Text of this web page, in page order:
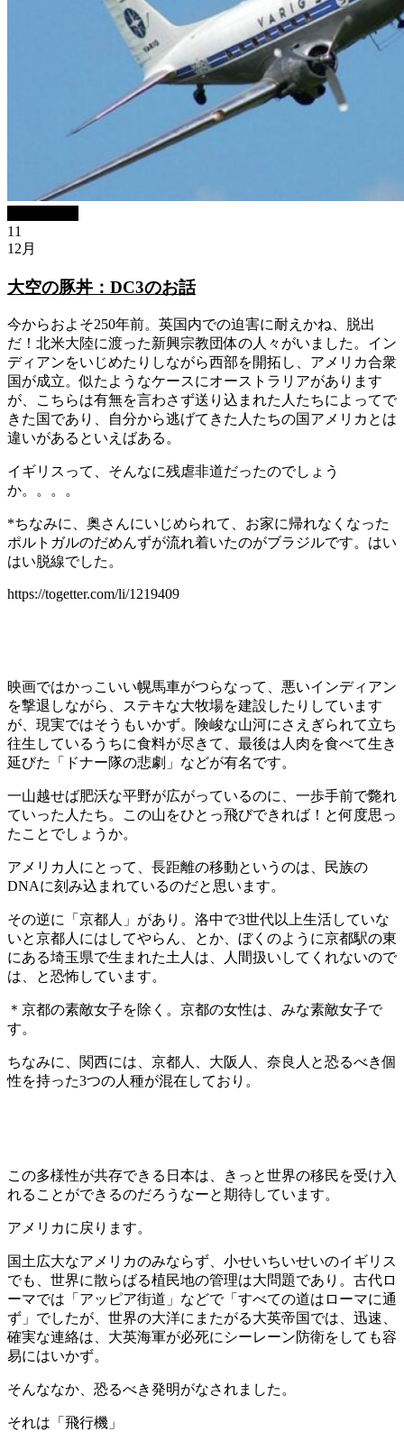
11
12月
大空の豚丼：DC3のお話
今からおよそ250年前。英国内での迫害に耐えかね、脱出
だ！北米大陸に渡った新興宗教団体の人々がいました。イン
ディアンをいじめたりしながら西部を開拓し、アメリカ合衆
国が成立。似たようなケースにオーストラリアがあります
が、こちらは有無を言わさず送り込まれた人たちによってで
きた国であり、自分から逃げてきた人たちの国アメリカとは
違いがあるといえばある。
イギリスって、そんなに残虐非道だったのでしょう
か。。。。
*ちなみに、奥さんにいじめられて、お家に帰れなくなった
ポルトガルのだめんずが流れ着いたのがブラジルです。はい
はい脱線でした。
https://togetter.com/li/1219409
映画ではかっこいい幌馬車がつらなって、悪いインディアン
を撃退しながら、ステキな大牧場を建設したりしています
が、現実ではそうもいかず。険峻な山河にさえぎられて立ち
往生しているうちに食料が尽きて、最後は人肉を食べて生き
延びた「ドナー隊の悲劇」などが有名です。
一山越せば肥沃な平野が広がっているのに、一歩手前で斃れ
ていった人たち。この山をひとっ飛びできれば！と何度思っ
たことでしょうか。
アメリカ人にとって、長距離の移動というのは、民族の
DNAに刻み込まれているのだと思います。
その逆に「京都人」があり。洛中で3世代以上生活していな
いと京都人にはしてやらん、とか、ぼくのように京都駅の東
にある埼玉県で生まれた土人は、人間扱いしてくれないので
は、と恐怖しています。
＊京都の素敵女子を除く。京都の女性は、みな素敵女子で
す。
ちなみに、関西には、京都人、大阪人、奈良人と恐るべき個
性を持った3つの人種が混在しており。
この多様性が共存できる日本は、きっと世界の移民を受け入
れることができるのだろうなーと期待しています。
アメリカに戻ります。
国土広大なアメリカのみならず、小せいちいせいのイギリス
でも、世界に散らばる植民地の管理は大問題であり。古代ロ
ーマでは「アッピア街道」などで「すべての道はローマに通
ず」でしたが、世界の大洋にまたがる大英帝国では、迅速、
確実な連絡は、大英海軍が必死にシーレーン防衛をしても容
易にはいかず。
そんななか、恐るべき発明がなされました。
それは「飛行機」